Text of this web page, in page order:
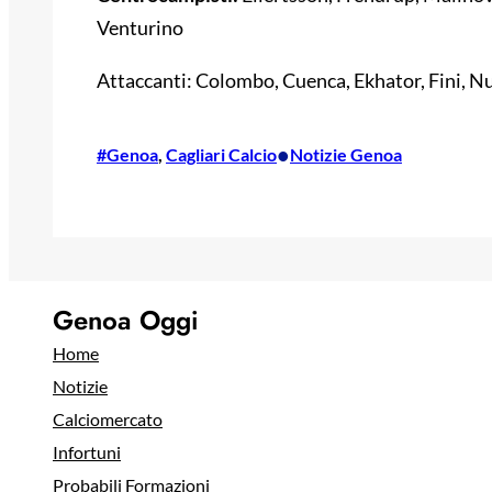
Venturino
Attaccanti: Colombo, Cuenca, Ekhator, Fini,
#Genoa, Cagliari Calcio•Notizie Genoa
Genoa Oggi
Home
Notizie
Calciomercato
Infortuni
Probabili Formazioni